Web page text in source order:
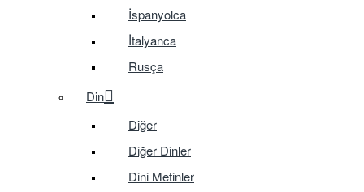
İspanyolca
İtalyanca
Rusça
Din
Diğer
Diğer Dinler
Dini Metinler